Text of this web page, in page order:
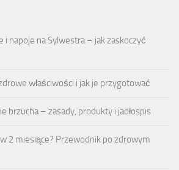
i napoje na Sylwestra – jak zaskoczyć
właściwości i jak je przygotować
brzucha – zasady, produkty i jadłospis
2 miesiące? Przewodnik po zdrowym